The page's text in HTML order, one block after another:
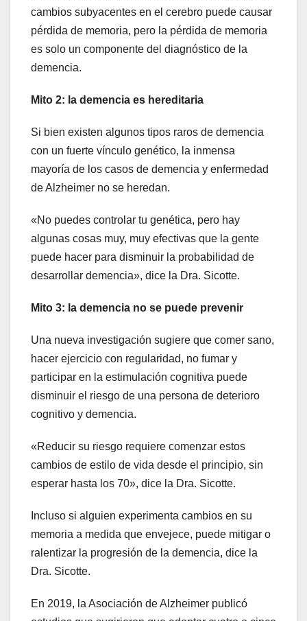
cambios subyacentes en el cerebro puede causar
pérdida de memoria, pero la pérdida de memoria
es solo un componente del diagnóstico de la
demencia.
Mito 2: la demencia es hereditaria
Si bien existen algunos tipos raros de demencia
con un fuerte vínculo genético, la inmensa
mayoría de los casos de demencia y enfermedad
de Alzheimer no se heredan.
«No puedes controlar tu genética, pero hay
algunas cosas muy, muy efectivas que la gente
puede hacer para disminuir la probabilidad de
desarrollar demencia», dice la Dra. Sicotte.
Mito 3: la demencia no se puede prevenir
Una nueva investigación sugiere que comer sano,
hacer ejercicio con regularidad, no fumar y
participar en la estimulación cognitiva puede
disminuir el riesgo de una persona de deterioro
cognitivo y demencia.
«Reducir su riesgo requiere comenzar estos
cambios de estilo de vida desde el principio, sin
esperar hasta los 70», dice la Dra. Sicotte.
Incluso si alguien experimenta cambios en su
memoria a medida que envejece, puede mitigar o
ralentizar la progresión de la demencia, dice la
Dra. Sicotte.
En 2019, la Asociación de Alzheimer publicó